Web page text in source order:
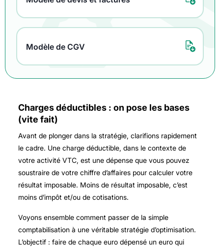
Modèle de CGV
Charges déductibles : on pose les bases
(vite fait)
Avant de plonger dans la stratégie, clarifions rapidement
le cadre. Une charge déductible, dans le contexte de
votre activité VTC, est une dépense que vous pouvez
soustraire de votre chiffre d’affaires pour calculer votre
résultat imposable. Moins de résultat imposable, c’est
moins d’impôt et/ou de cotisations.
Voyons ensemble comment passer de la simple
comptabilisation à une véritable stratégie d’optimisation.
L’objectif : faire de chaque euro dépensé un euro qui